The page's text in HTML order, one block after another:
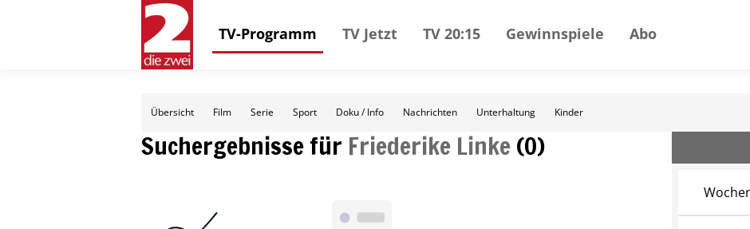
TV-Programm TV Jetzt TV 20:15 Gewinnspiele Abo
Übersicht Film Serie Sport Doku / Info Nachrichten Unterhaltung Kinder
Suchergebnisse für Friederike Linke(0)